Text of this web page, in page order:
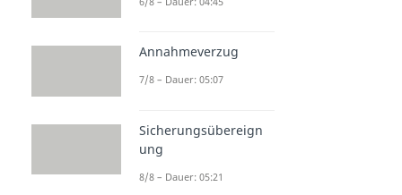
Annahmeverzug
7/8 – Dauer: 05:07
Sicherungsübereign
ung
8/8 – Dauer: 05:21